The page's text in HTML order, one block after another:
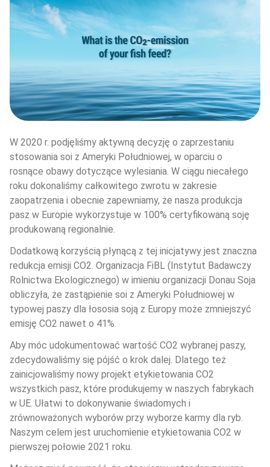
W 2020 r. podjęliśmy aktywną decyzję o zaprzestaniu
stosowania soi z Ameryki Południowej, w oparciu o
rosnące obawy dotyczące wylesiania. W ciągu niecałego
roku dokonaliśmy całkowitego zwrotu w zakresie
zaopatrzenia i obecnie zapewniamy, że nasza produkcja
pasz w Europie wykorzystuje w 100% certyfikowaną soję
produkowaną regionalnie.
Dodatkową korzyścią płynącą z tej inicjatywy jest znaczna
redukcja emisji CO2. Organizacja FiBL (Instytut Badawczy
Rolnictwa Ekologicznego) w imieniu organizacji Donau Soja
obliczyła, że zastąpienie soi z Ameryki Południowej w
typowej paszy dla łososia soją z Europy może zmniejszyć
emisję CO2 nawet o 41%.
Aby móc udokumentować wartość CO2 wybranej paszy,
zdecydowaliśmy się pójść o krok dalej. Dlatego też
zainicjowaliśmy nowy projekt etykietowania CO2
wszystkich pasz, które produkujemy w naszych fabrykach
w UE. Ułatwi to dokonywanie świadomych i
zrównoważonych wyborów przy wyborze karmy dla ryb.
Naszym celem jest uruchomienie etykietowania CO2 w
pierwszej połowie 2021 roku.